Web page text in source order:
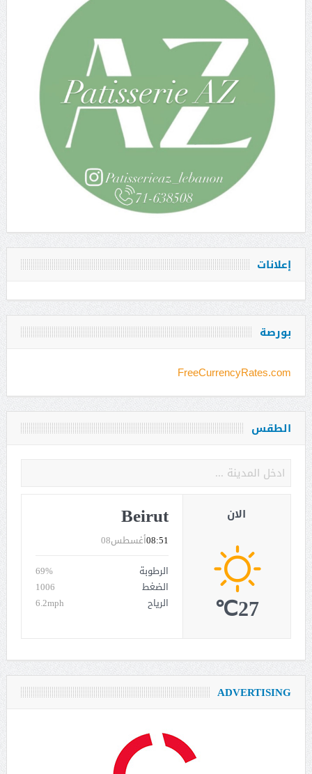
إعلانات
بورصة
FreeCurrencyRates.com
الطقس
Beirut
أغسطس0808:51
الرطوبة
69%
الضغط
1006
الرياح
6.2mph
الان
27℃
ADVERTISING